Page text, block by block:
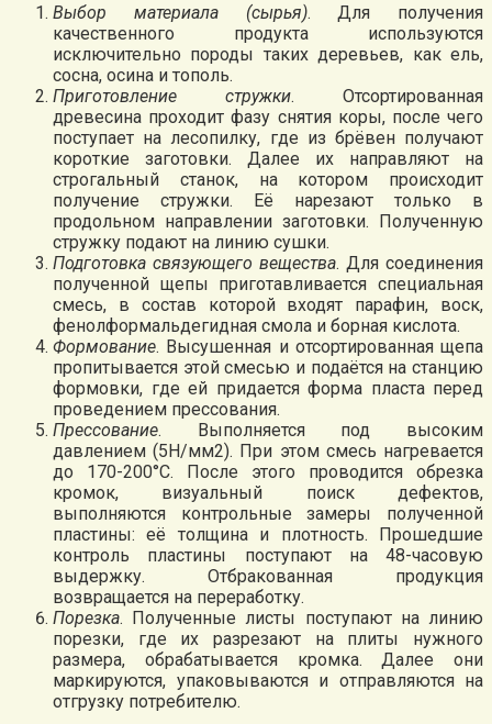
Выбор материала (сырья). Для получения
качественного продукта используются
исключительно породы таких деревьев, как ель,
сосна, осина и тополь.
Приготовление стружки. Отсортированная
древесина проходит фазу снятия коры, после чего
поступает на лесопилку, где из брёвен получают
короткие заготовки. Далее их направляют на
строгальный станок, на котором происходит
получение стружки. Её нарезают только в
продольном направлении заготовки. Полученную
стружку подают на линию сушки.
Подготовка связующего вещества. Для соединения
полученной щепы приготавливается специальная
смесь, в состав которой входят парафин, воск,
фенолформальдегидная смола и борная кислота.
Формование. Высушенная и отсортированная щепа
пропитывается этой смесью и подаётся на станцию
формовки, где ей придается форма пласта перед
проведением прессования.
Прессование. Выполняется под высоким
давлением (5Н/мм2). При этом смесь нагревается
до 170-200°С. После этого проводится обрезка
кромок, визуальный поиск дефектов,
выполняются контрольные замеры полученной
пластины: её толщина и плотность. Прошедшие
контроль пластины поступают на 48-часовую
выдержку. Отбракованная продукция
возвращается на переработку.
Порезка. Полученные листы поступают на линию
порезки, где их разрезают на плиты нужного
размера, обрабатывается кромка. Далее они
маркируются, упаковываются и отправляются на
отгрузку потребителю.